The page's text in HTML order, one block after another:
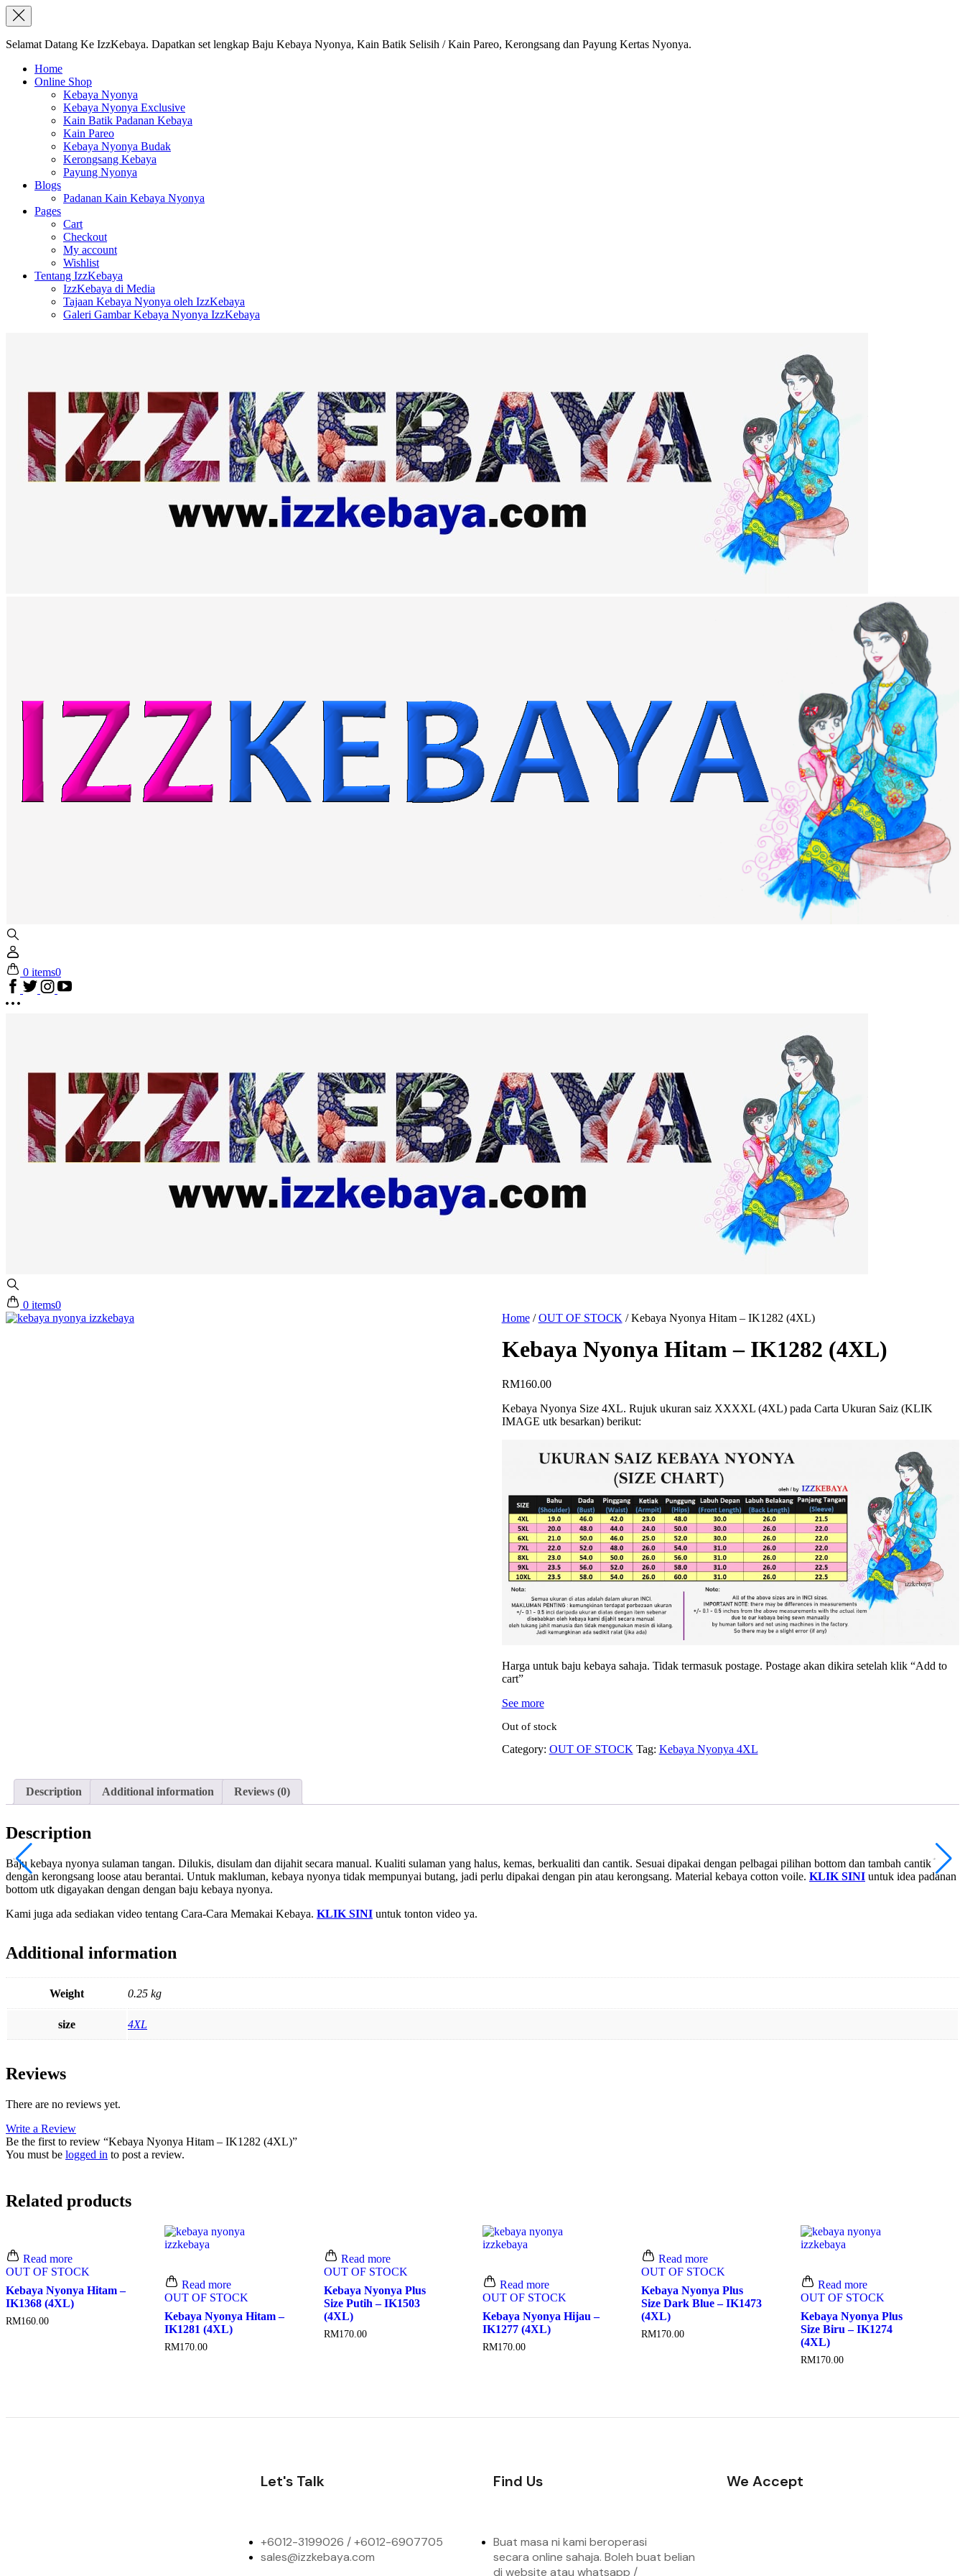
Selamat Datang Ke IzzKebaya. Dapatkan set lengkap Baju Kebaya Nyonya, Kain Batik Selisih / Kain Pareo, Kerongsang dan Payung Kertas Nyonya.
Home
Online Shop
Kebaya Nyonya
Kebaya Nyonya Exclusive
Kain Batik Padanan Kebaya
Kain Pareo
Kebaya Nyonya Budak
Kerongsang Kebaya
Payung Nyonya
Blogs
Padanan Kain Kebaya Nyonya
Pages
Cart
Checkout
My account
Wishlist
Tentang IzzKebaya
IzzKebaya di Media
Tajaan Kebaya Nyonya oleh IzzKebaya
Galeri Gambar Kebaya Nyonya IzzKebaya
0 items0
0 items0
Home/OUT OF STOCK /Kebaya Nyonya Hitam – IK1282 (4XL)
Kebaya Nyonya Hitam – IK1282 (4XL)
RM160.00
Kebaya Nyonya Size 4XL. Rujuk ukuran saiz XXXXL (4XL) pada Carta Ukuran Saiz (KLIK
IMAGE utk besarkan) berikut:
Harga untuk baju kebaya sahaja. Tidak termasuk postage. Postage akan dikira setelah klik “Add to
cart”
See more
Out of stock
Category: OUT OF STOCK Tag: Kebaya Nyonya 4XL
Description Additional information Reviews (0)
Description
Baju kebaya nyonya sulaman tangan. Dilukis, disulam dan dijahit secara manual. Kualiti sulaman yang halus, kemas, berkualiti dan cantik. Sesuai dipakai dengan pelbagai pilihan bottom dan tambah cantik
dengan kerongsang loose atau berantai. Untuk makluman, kebaya nyonya tidak mempunyai butang, jadi perlu dipakai dengan pin atau kerongsang. Material kebaya cotton voile. KLIK SINI untuk idea padanan
bottom utk digayakan dengan dengan baju kebaya nyonya.
Kami juga ada sediakan video tentang Cara-Cara Memakai Kebaya. KLIK SINI untuk tonton video ya.
Additional information
Weight 0.25 kg
size 4XL
Reviews
There are no reviews yet.
Write a Review
Be the first to review “Kebaya Nyonya Hitam – IK1282 (4XL)”
You must be logged in to post a review.
Related products
Read more
OUT OF STOCK
Kebaya Nyonya Hitam –
IK1368 (4XL)
RM160.00
Read more
OUT OF STOCK
Kebaya Nyonya Hitam –
IK1281 (4XL)
RM170.00
Read more
OUT OF STOCK
Kebaya Nyonya Plus
Size Putih – IK1503
(4XL)
RM170.00
Read more
OUT OF STOCK
Kebaya Nyonya Hijau –
IK1277 (4XL)
RM170.00
Read more
OUT OF STOCK
Kebaya Nyonya Plus
Size Dark Blue – IK1473
(4XL)
RM170.00
Read more
OUT OF STOCK
Kebaya Nyonya Plus
Size Biru – IK1274
(4XL)
RM170.00
Let's Talk
+6012-3199026 / +6012-6907705
sales@izzkebaya.com
Find Us
Buat masa ni kami beroperasi
secara online sahaja. Boleh buat belian
di website atau whatsapp /
We Accept